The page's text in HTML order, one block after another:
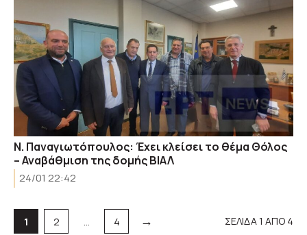
Ν. Παναγιωτόπουλος: Έχει κλείσει το θέμα Θόλος
– Αναβάθμιση της δομής ΒΙΑΛ
24/01 22:42
Σελίδα
1 Σελίδα
2 … Σελίδα
4 → ΣΕΛΙΔΑ 1 ΑΠΟ 4